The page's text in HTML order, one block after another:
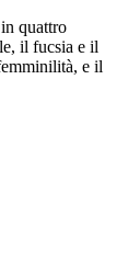
quattro
il fucsia e il
e il